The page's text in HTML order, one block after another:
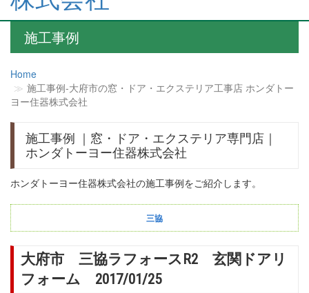
施工事例
Home
施工事例‐大府市の窓・ドア・エクステリア工事店 ホンダトー
ヨー住器株式会社
施工事例 ｜窓・ドア・エクステリア専門店｜
ホンダトーヨー住器株式会社
ホンダトーヨー住器株式会社の施工事例をご紹介します。
三協
大府市 三協ラフォースR2 玄関ドアリ
フォーム 2017/01/25